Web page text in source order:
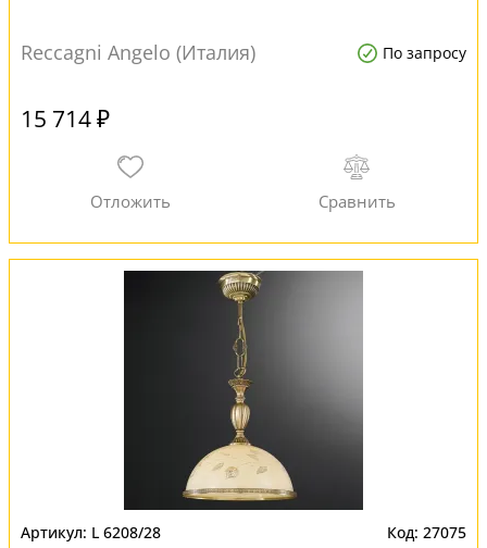
Reccagni Angelo (Италия) По запросу
15 714 ₽
L 6208/28 27075